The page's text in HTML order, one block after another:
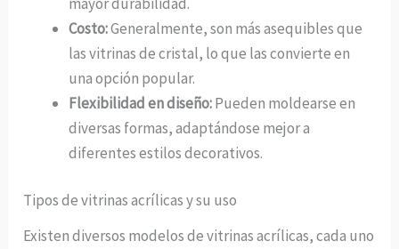
Costo:Generalmente, son más asequibles que
las vitrinas de cristal, lo que las convierte en
una opción popular.
Flexibilidad en diseño:Pueden moldearse en
diversas formas, adaptándose mejor a
diferentes estilos decorativos.
Tipos de vitrinas acrílicas y su uso
Existen diversos modelos de vitrinas acrílicas, cada uno